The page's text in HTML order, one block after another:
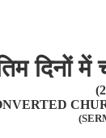
दिनों में